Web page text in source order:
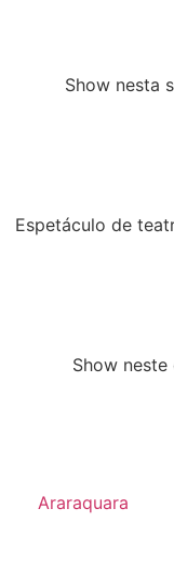
Show nesta
Espetáculo de
Show
Araraquara